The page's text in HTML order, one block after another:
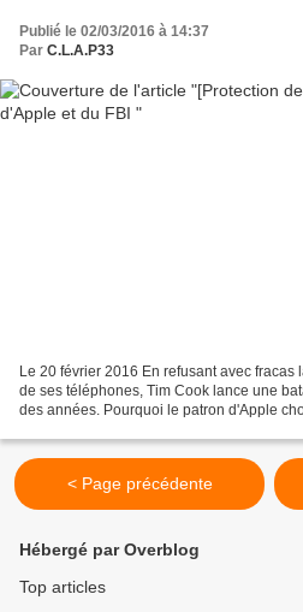
Publié le 02/03/2016 à 14:37
Par C.L.A.P33
Le 20 février 2016 En refusant avec fracas
de ses téléphones, Tim Cook lance une
des années. Pourquoi le patron d'Apple
< Page précédente
Hébergé par Overblog
Top articles